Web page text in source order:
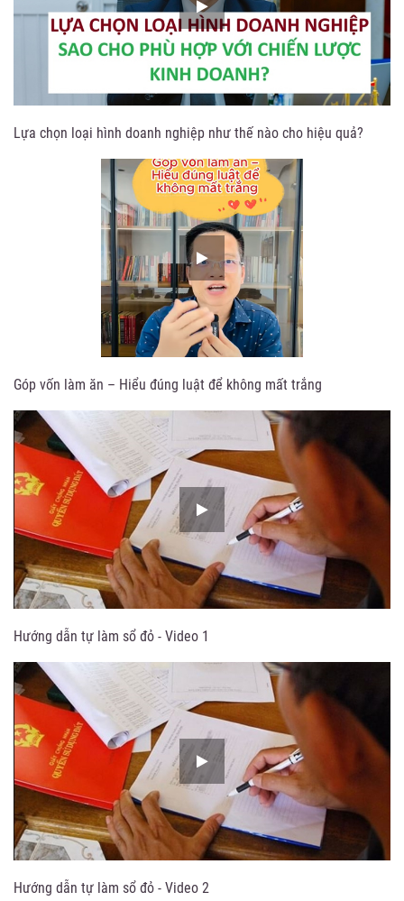
Lựa chọn loại hình doanh nghiệp như thế nào cho hiệu quả?
Góp vốn làm ăn – Hiểu đúng luật để không mất trắng
Hướng dẫn tự làm sổ đỏ - Video 1
Hướng dẫn tự làm sổ đỏ - Video 2